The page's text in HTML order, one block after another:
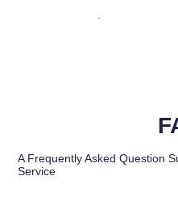
.
A Frequently Asked Question
Service